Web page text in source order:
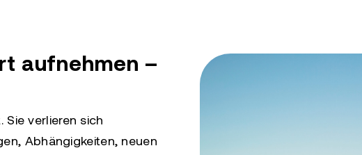
aufnehmen –
Sie verlieren sich
Abhängigkeiten, neuen